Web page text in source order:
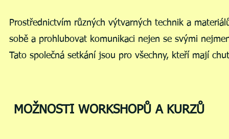
Prostřednictvím různých výtvarných technik a
sobě a prohlubovat komunikaci nejen se svými
Tato společná setkání jsou pro všechny, kteří mají
MOŽNOSTI WORKSHOPŮ A KURZŮ